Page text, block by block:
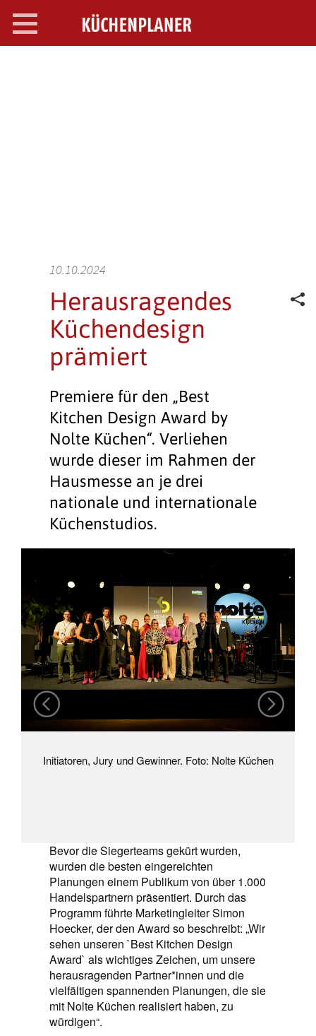
Toggle
navigation
10.10.2024
Herausragendes
Küchendesign
prämiert
Premiere für den „Best
Kitchen Design Award by
Nolte Küchen“. Verliehen
wurde dieser im Rahmen der
Hausmesse an je drei
nationale und internationale
Küchenstudios.
Initiatoren, Jury und Gewinner. Foto: Nolte Küchen
Bevor die Siegerteams gekürt wurden,
wurden die besten eingereichten
Planungen einem Publikum von über 1.000
Handelspartnern präsentiert. Durch das
Programm führte Marketingleiter Simon
Hoecker, der den Award so beschreibt: „Wir
sehen unseren `Best Kitchen Design
Award` als wichtiges Zeichen, um unsere
herausragenden Partner*innen und die
vielfältigen spannenden Planungen, die sie
mit Nolte Küchen realisiert haben, zu
würdigen“.